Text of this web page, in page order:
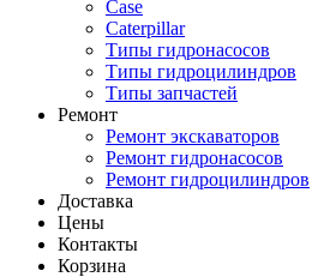
Case
Caterpillar
Типы гидронасосов
Типы гидроцилиндров
Типы запчастей
Ремонт
Ремонт экскаваторов
Ремонт гидронасосов
Ремонт гидроцилиндров
Доставка
Цены
Контакты
Корзина